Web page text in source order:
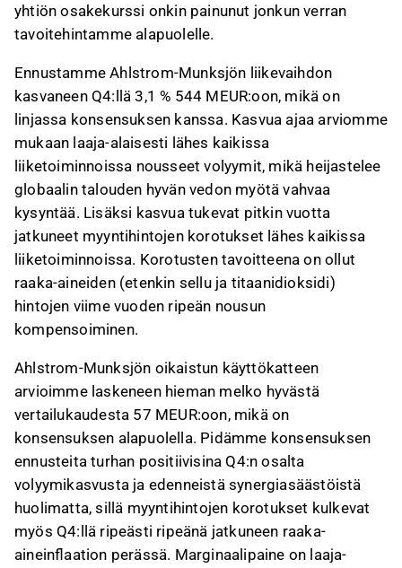
yhtiön osakekurssi onkin painunut jonkun verran
tavoitehintamme alapuolelle.
Ennustamme Ahlstrom-Munksjön liikevaihdon
kasvaneen Q4:llä 3,1 % 544 MEUR:oon, mikä on
linjassa konsensuksen kanssa. Kasvua ajaa arviomme
mukaan laaja-alaisesti lähes kaikissa
liiketoiminnoissa nousseet volyymit, mikä heijastelee
globaalin talouden hyvän vedon myötä vahvaa
kysyntää. Lisäksi kasvua tukevat pitkin vuotta
jatkuneet myyntihintojen korotukset lähes kaikissa
liiketoiminnoissa. Korotusten tavoitteena on ollut
raaka-aineiden (etenkin sellu ja titaanidioksidi)
hintojen viime vuoden ripeän nousun
kompensoiminen.
Ahlstrom-Munksjön oikaistun käyttökatteen
arvioimme laskeneen hieman melko hyvästä
vertailukaudesta 57 MEUR:oon, mikä on
konsensuksen alapuolella. Pidämme konsensuksen
ennusteita turhan positiivisina Q4:n osalta
volyymikasvusta ja edenneistä synergiasäästöistä
huolimatta, sillä myyntihintojen korotukset kulkevat
myös Q4:llä ripeästi ripeänä jatkuneen raaka-
aineinflaation perässä. Marginaalipaine on laaja-